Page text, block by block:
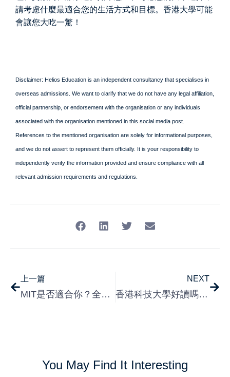
請考慮什麼最適合您的生活方式和目標。香港大學可能
會讓您大吃一驚！
Disclaimer: Helios Education is an independent consultancy that specialises in
overseas admissions. We want to clarify that we do not have any legal affiliation,
official partnership, or endorsement with the organisation or any individuals
associated with the organisation mentioned in this social media post.
References to the mentioned organisation are solely for informational purposes,
and we do not assert to represent them officially. It is your responsibility to
independently verify the information provided and ensure compliance with all
relevant admission requirements and regulations.
上一篇
MIT是否適合你？全方位評估指南
NEXT
香港科技大學好讀嗎？ 現役學生自身經歷帶你全拆解
You May Find It Interesting